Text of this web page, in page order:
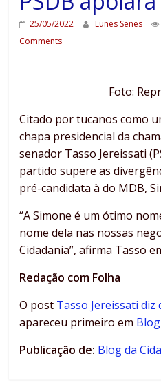
25/05/2022 Lunes Senes
Comments
Foto:
Citado por tucanos como
chapa presidencial da
senador Tasso Jereissati
partido supere as
pré-candidata à do MDB,
“A Simone é um ótimo
nome dela nas nossas
Cidadania”, afirma Tasso
Redação com Folha
O post Tasso Jereissati
apareceu primeiro em
Publicação de: Blog da